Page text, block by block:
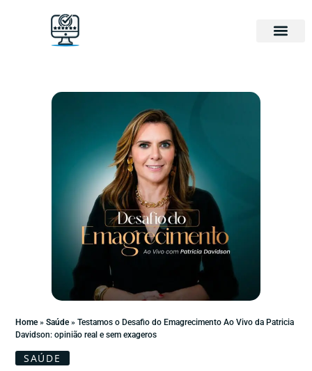
Home» Saúde» Testamos o Desafio do Emagrecimento Ao Vivo da Patricia
Davidson: opinião real e sem exageros
SAÚDE